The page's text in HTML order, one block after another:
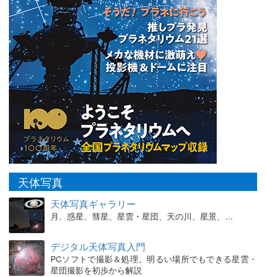
天体写真
天体写真ギャラリー
月、惑星、彗星、星雲・星団、天の川、星景、…
デジタル天体写真入門
PCソフトで撮影＆処理。明るい場所でもできる星雲・
星団撮影を初歩から解説